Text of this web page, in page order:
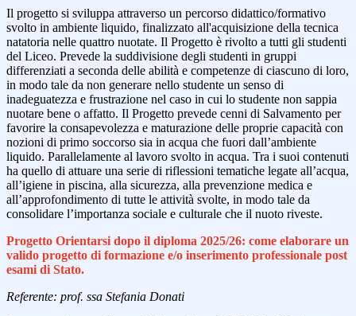
Il progetto si sviluppa attraverso un percorso didattico/formativo
svolto in ambiente liquido, finalizzato all'acquisizione della tecnica
natatoria nelle quattro nuotate. Il Progetto è rivolto a tutti gli studenti
del Liceo. Prevede la suddivisione degli studenti in gruppi
differenziati a seconda delle abilità e competenze di ciascuno di loro,
in modo tale da non generare nello studente un senso di
inadeguatezza e frustrazione nel caso in cui lo studente non sappia
nuotare bene o affatto. Il Progetto prevede cenni di Salvamento per
favorire la consapevolezza e maturazione delle proprie capacità con
nozioni di primo soccorso sia in acqua che fuori dall’ambiente
liquido. Parallelamente al lavoro svolto in acqua. Tra i suoi contenuti
ha quello di attuare una serie di riflessioni tematiche legate all’acqua,
all’igiene in piscina, alla sicurezza, alla prevenzione medica e
all’approfondimento di tutte le attività svolte, in modo tale da
consolidare l’importanza sociale e culturale che il nuoto riveste.
Progetto Orientarsi dopo il diploma 2025/26: come elaborare un
valido progetto di formazione e/o inserimento professionale post
esami di Stato.
Referente: prof. ssa Stefania Donati